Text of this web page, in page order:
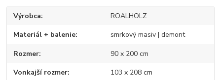
Výrobca ROALHOLZ
Materiál + balenie smrkový masiv | demont
Rozmer 90 x 200 cm
Vonkajší rozmer 103 x 208 cm